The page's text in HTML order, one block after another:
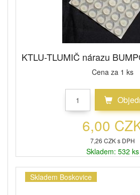
KTLU-TLUMIČ nárazu
Cena za 1 ks
6,00
7,26 CZK s DPH
Skladem: 532 ks
Skladem Boskovice